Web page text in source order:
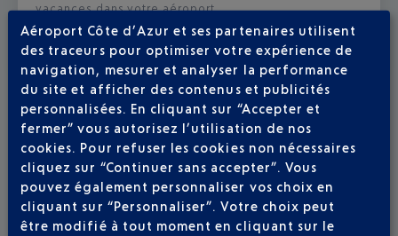
vacances dans votre aéroport.
Aéroport Côte d’Azur et ses partenaires utilisent
des traceurs pour optimiser votre expérience de
navigation, mesurer et analyser la performance
du site et afficher des contenus et publicités
personnalisées. En cliquant sur “Accepter et
fermer” vous autorisez l’utilisation de nos
cookies. Pour refuser les cookies non nécessaires
cliquez sur “Continuer sans accepter”. Vous
pouvez également personnaliser vos choix en
cliquant sur “Personnaliser”. Votre choix peut
être modifié à tout moment en cliquant sur le